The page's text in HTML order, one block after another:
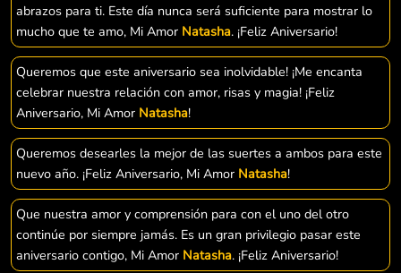
abrazos para ti. Este día nunca será suficiente para mostrar lo
mucho que te amo, Mi Amor Natasha. ¡Feliz Aniversario!
Queremos que este aniversario sea inolvidable! ¡Me encanta
celebrar nuestra relación con amor, risas y magia! ¡Feliz
Aniversario, Mi Amor Natasha!
Queremos desearles la mejor de las suertes a ambos para este
nuevo año. ¡Feliz Aniversario, Mi Amor Natasha!
Que nuestra amor y comprensión para con el uno del otro
continúe por siempre jamás. Es un gran privilegio pasar este
aniversario contigo, Mi Amor Natasha. ¡Feliz Aniversario!